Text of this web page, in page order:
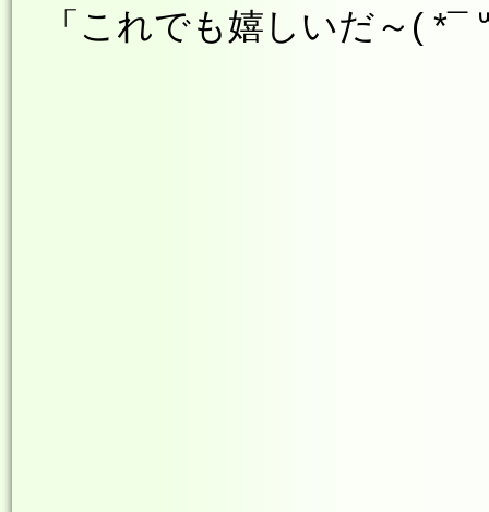
「これでも嬉しいだ～ ( *¯